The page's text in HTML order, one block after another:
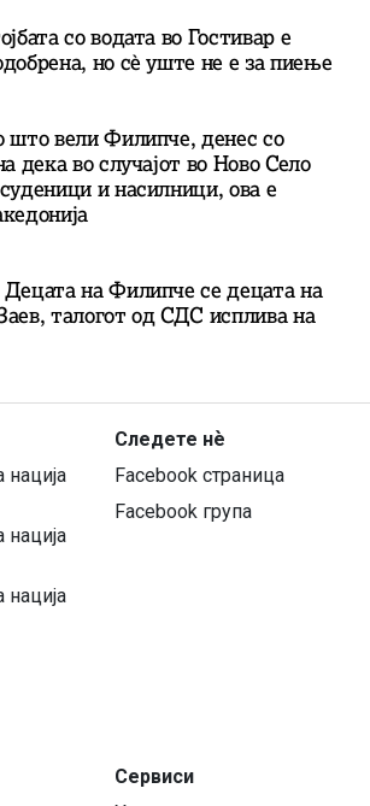
со водата во Гостивар е
но сè уште не е за пиење
што вели Филипче, денес со
дека во случајот во Ново Село
и насилници, ова е
на Филипче се децата на
талогот од СДС исплива на
Следете нѐ
Facebook страница
Facebook група
Сервиси